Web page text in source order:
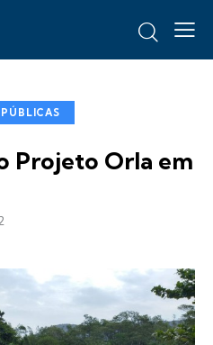
Projeto Orla em